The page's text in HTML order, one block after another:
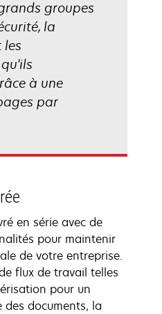
groupes
la
les
à une
par
en série avec de
pour maintenir
de votre entreprise.
flux de travail telles
pour un
des documents, la